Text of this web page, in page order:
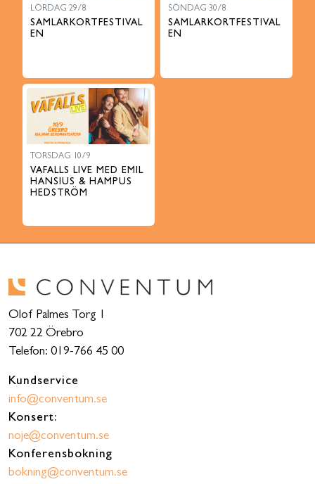
LÖRDAG 29/8
SAMLARKORTFESTIVAL
EN
SÖNDAG 30/8
SAMLARKORTFESTIVAL
EN
TORSDAG 10/9
VAFALLS LIVE MED EMIL
HANSIUS & HAMPUS
HEDSTRÖM
Olof Palmes Torg 1
702 22 Örebro
Telefon: 019-766 45 00
Kundservice
info@conventum.se
Konsert:
noje@conventum.se
Konferensbokning
bokning@conventum.se